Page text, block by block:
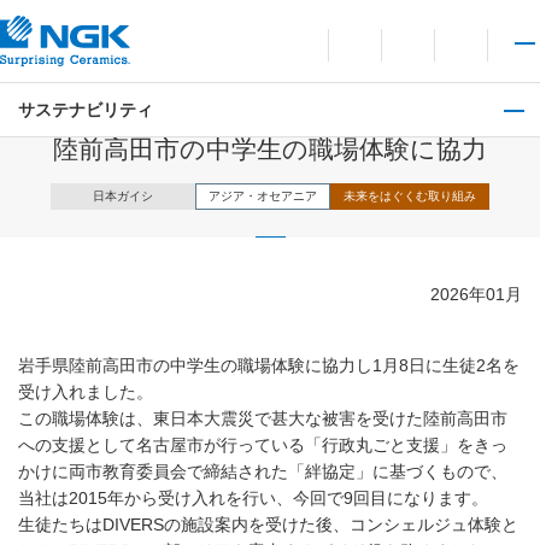
言語切り替えメニュー
サイト内検索を開
お問い合わせ
メイ
サステナビリティ
陸前高田市の中学生の職場体験に協力
日本ガイシ アジア・オセアニア 未来をはぐくむ取り組み
2026年01月
岩手県陸前高田市の中学生の職場体験に協力し1月8日に生徒2名を
受け入れました。
この職場体験は、東日本大震災で甚大な被害を受けた陸前高田市
への支援として名古屋市が行っている「行政丸ごと支援」をきっ
かけに両市教育委員会で締結された「絆協定」に基づくもので、
当社は2015年から受け入れを行い、今回で9回目になります。
生徒たちはDIVERSの施設案内を受けた後、コンシェルジュ体験と